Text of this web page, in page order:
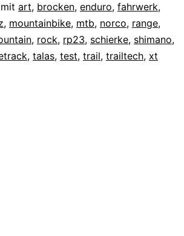
art, brocken, enduro, fahrwerk,
, mountainbike, mtb, norco, range,
, rock, rp23, schierke, shimano,
, talas, test, trail, trailtech, xt